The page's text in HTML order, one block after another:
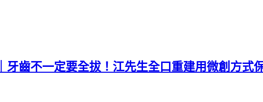
牙齒不一定要全拔！江先生全口重建用微創方式